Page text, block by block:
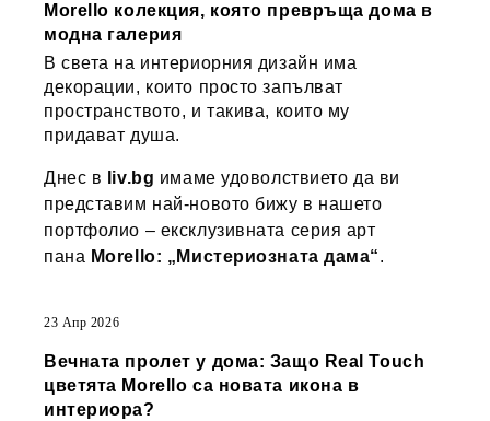
Morello колекция, която превръща дома в
модна галерия
В света на интериорния дизайн има
декорации, които просто запълват
пространството, и такива, които му
придават душа.
Днес в liv.bg имаме удоволствието да ви
представим най-новото бижу в нашето
портфолио – ексклузивната серия арт
пана Morello: „Мистериозната дама“.
23 Апр 2026
Вечната пролет у дома: Защо Real Touch
цветята Morello са новата икона в
интериора?